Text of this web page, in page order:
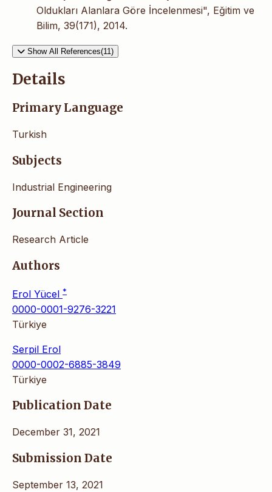
Oldukları Alanlara Göre İncelenmesi", Eğitim ve
Bilim, 39(171), 2014.
Show All References(11)
Details
Primary Language
Turkish
Subjects
Industrial Engineering
Journal Section
Research Article
Authors
Erol Yücel *
0000-0001-9276-3221
Türkiye
Serpil Erol
0000-0002-6885-3849
Türkiye
Publication Date
December 31, 2021
Submission Date
September 13, 2021